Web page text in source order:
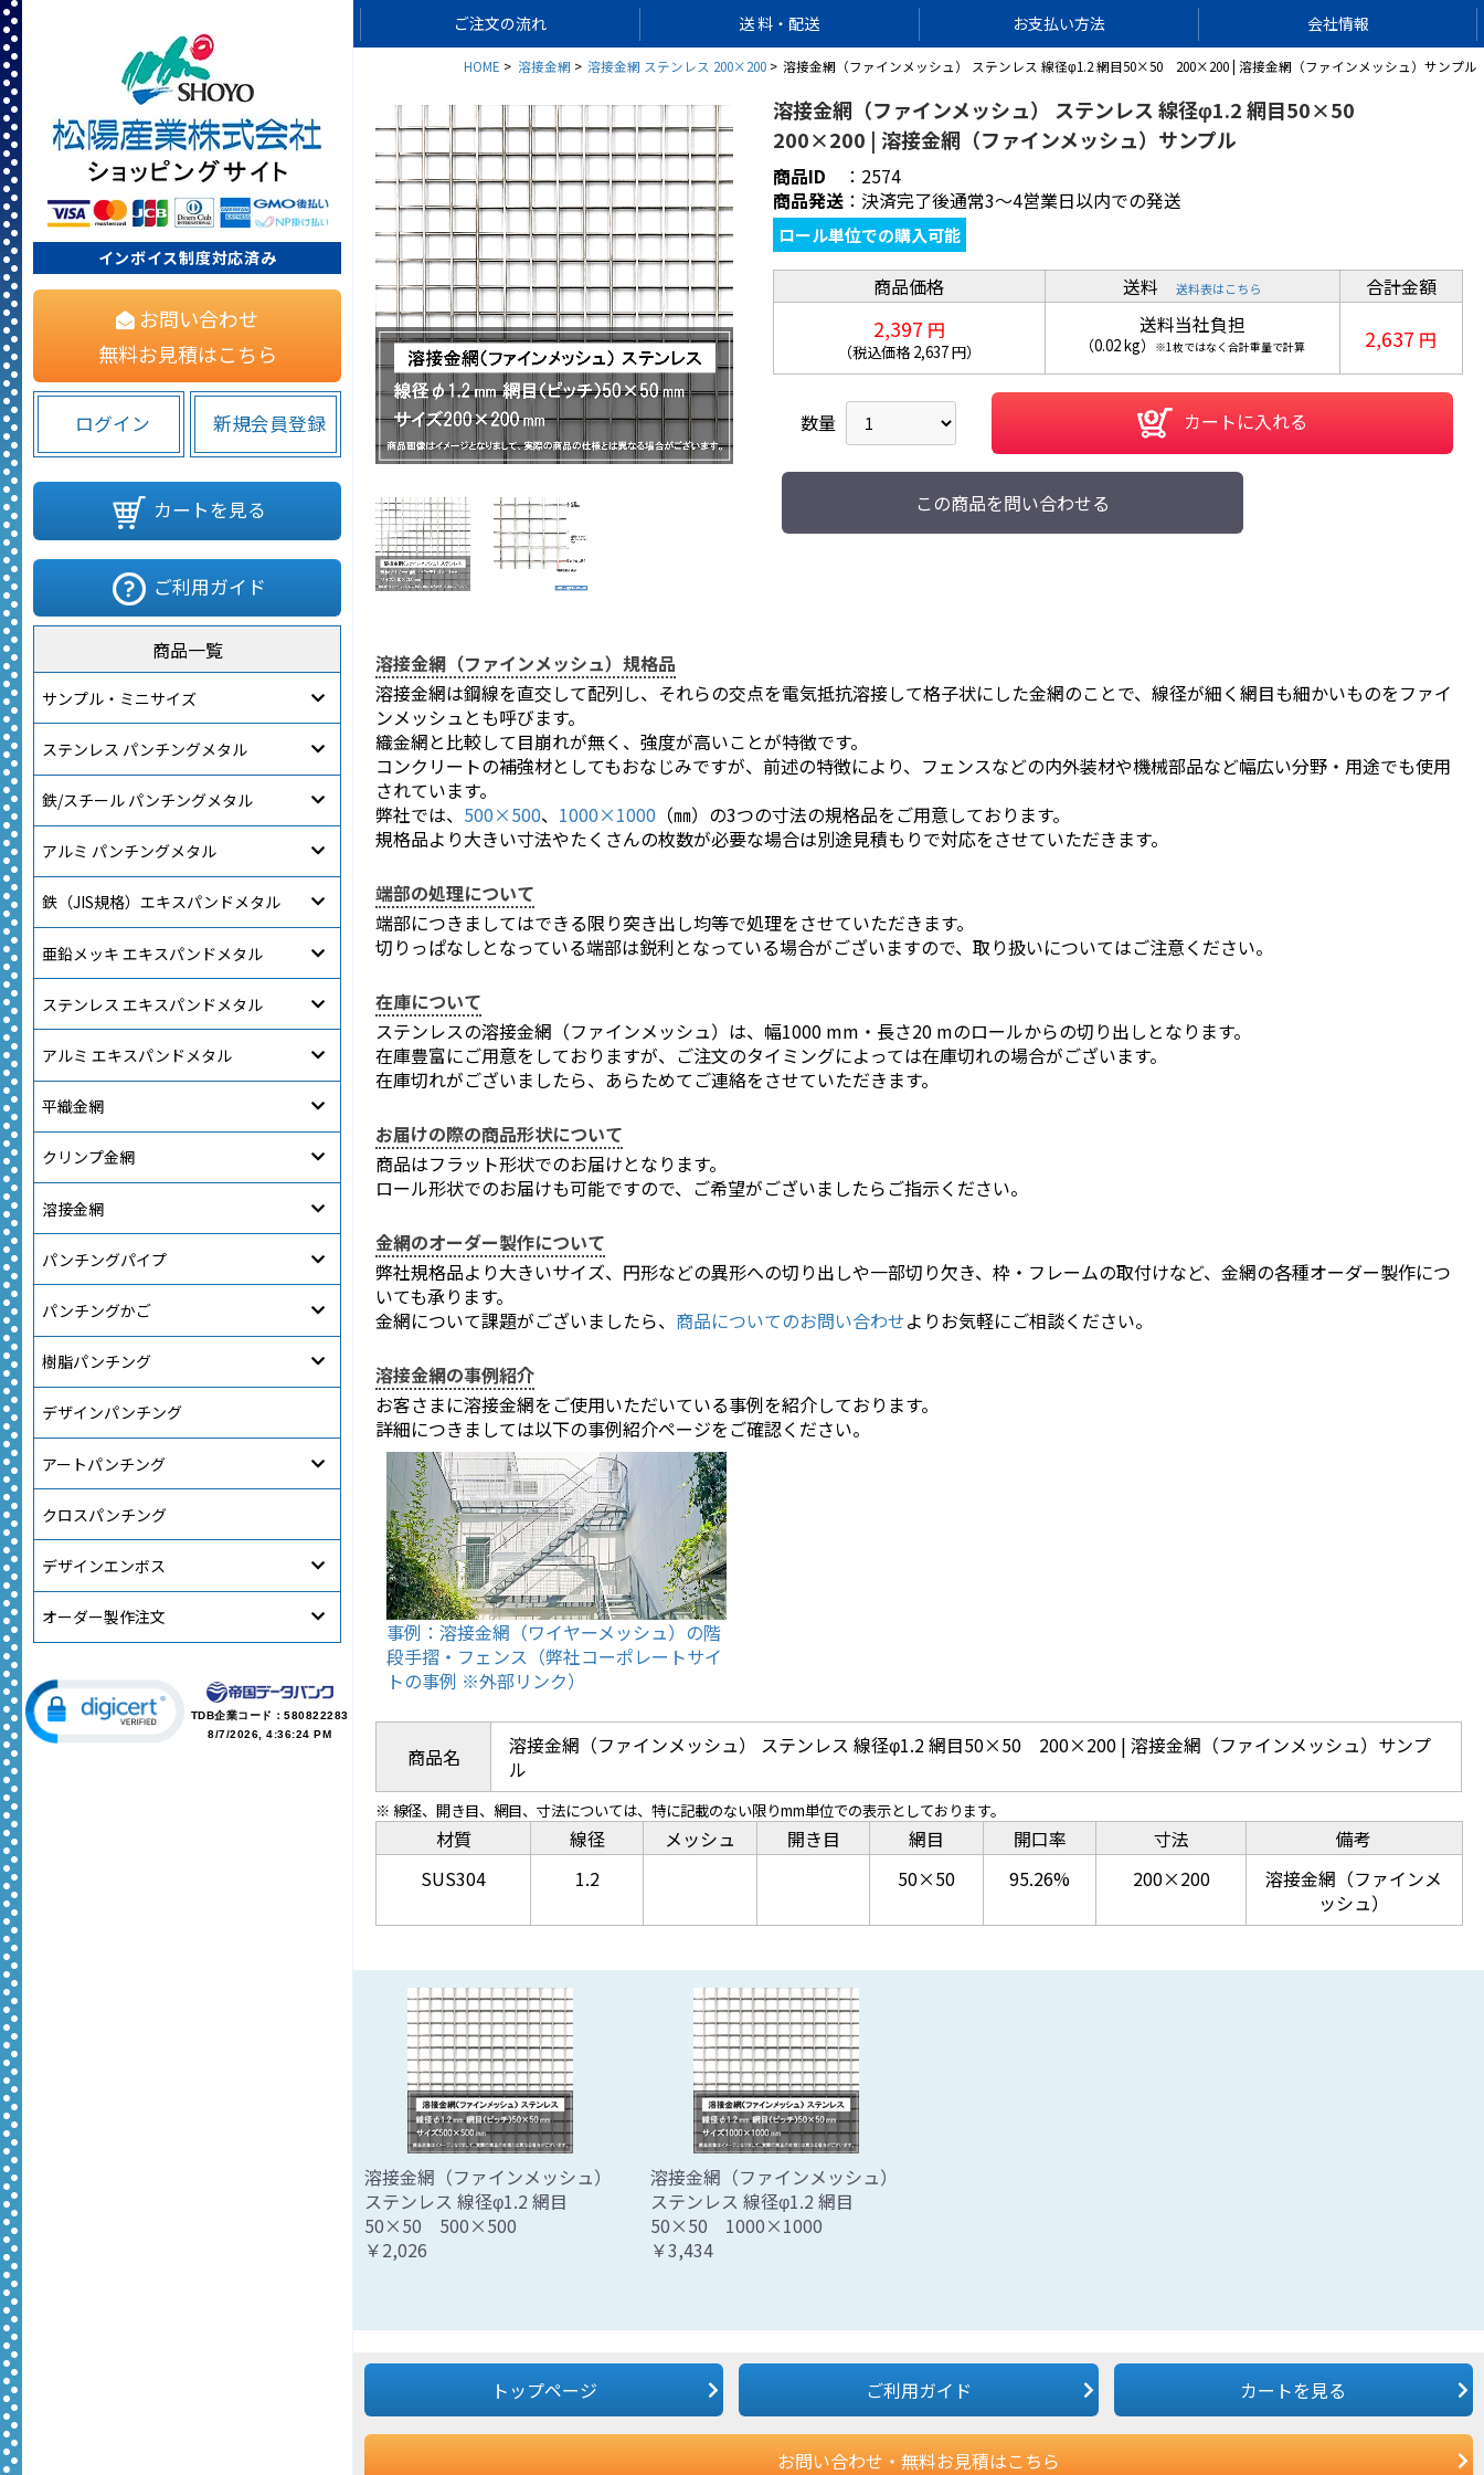
インボイス制度対応済み
お問い合わせ
無料お見積はこちら
ログイン 新規会員登録
カートを見る
ご利用ガイド
商品一覧
サンプル・ミニサイズ
ステンレス パンチングメタル
鉄/スチール パンチングメタル
アルミ パンチングメタル
鉄（JIS規格）エキスパンドメタル
亜鉛メッキ エキスパンドメタル
ステンレス エキスパンドメタル
アルミ エキスパンドメタル
平織金網
クリンプ金網
溶接金網
パンチングパイプ
パンチングかご
樹脂パンチング
デザインパンチング
アートパンチング
クロスパンチング
デザインエンボス
オーダー製作注文
TDB企業コード：580822283
8/7/2026, 4:36:24 PM
ご注文の流れ 送 料・配送 お支払い方法 会社情報
HOME 溶接金網 溶接金網 ステンレス 200×200 溶接金網（ファインメッシュ） ステンレス 線径φ1.2 網目50×50 200×200 | 溶接金網（ファインメッシュ）サンプル
溶接金網（ファインメッシュ） ステンレス 線径φ1.2 網目50×50
200×200 | 溶接金網（ファインメッシュ）サンプル
商品ID ： 2574
商品発送 ：決済完了後通常3～4営業日以内での発送
ロール単位での購入可能
商品価格
2,397 円
（税込価格2,637円）
送料送料表はこちら
送料当社負担
（0.02kg） ※1枚ではなく合計重量で計算
合計金額
2,637 円
数量 カートに入れる
この商品を問い合わせる
お買い物を続ける カートへ進む
溶接金網（ファインメッシュ）規格品
溶接金網は鋼線を直交して配列し、それらの交点を電気抵抗溶接して格子状にした金網のことで、線径が細く網目も細かいものをファイ
ンメッシュとも呼びます。
織金網と比較して目崩れが無く、強度が高いことが特徴です。
コンクリートの補強材としてもおなじみですが、前述の特徴により、フェンスなどの内外装材や機械部品など幅広い分野・用途でも使用
されています。
弊社では、 500×500、 1000×1000 （㎜）の3つの寸法の規格品をご用意しております。
規格品より大きい寸法やたくさんの枚数が必要な場合は別途見積もりで対応をさせていただきます。
端部の処理について
端部につきましてはできる限り突き出し均等で処理をさせていただきます。
切りっぱなしとなっている端部は鋭利となっている場合がございますので、取り扱いについてはご注意ください。
在庫について
ステンレスの溶接金網（ファインメッシュ）は、幅1000 mm・長さ20 mのロールからの切り出しとなります。
在庫豊富にご用意をしておりますが、ご注文のタイミングによっては在庫切れの場合がございます。
在庫切れがございましたら、あらためてご連絡をさせていただきます。
お届けの際の商品形状について
商品はフラット形状でのお届けとなります。
ロール形状でのお届けも可能ですので、ご希望がございましたらご指示ください。
金網のオーダー製作について
弊社規格品より大きいサイズ、円形などの異形への切り出しや一部切り欠き、枠・フレームの取付けなど、金網の各種オーダー製作につ
いても承ります。
金網について課題がございましたら、 商品についてのお問い合わせよりお気軽にご相談ください。
溶接金網の事例紹介
お客さまに溶接金網をご使用いただいている事例を紹介しております。
詳細につきましては以下の事例紹介ページをご確認ください。
事例：溶接金網（ワイヤーメッシュ）の階
段手摺・フェンス（弊社コーポレートサイ
トの事例 ※外部リンク）
商品名
溶接金網（ファインメッシュ） ステンレス 線径φ1.2 網目50×50 200×200 | 溶接金網（ファインメッシュ）サンプ
ル
※ 線径、開き目、網目、寸法については、特に記載のない限りmm単位での表示としております。
材質
SUS304
線径
1.2
メッシュ 開き目
網目
50×50
開口率
95.26%
寸法
200×200
備考
溶接金網（ファインメ
ッシュ）
溶接金網（ファインメッシュ）
ステンレス 線径φ1.2 網目
50×50 500×500
￥2,026
溶接金網（ファインメッシュ）
ステンレス 線径φ1.2 網目
50×50 1000×1000
￥3,434
トップページ ご利用ガイド カートを見る
お問い合わせ・無料お見積はこちら